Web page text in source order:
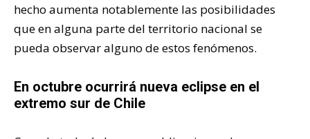
hecho aumenta notablemente las posibilidades
que en alguna parte del territorio nacional se
pueda observar alguno de estos fenómenos.
En octubre ocurrirá nueva eclipse en el
extremo sur de Chile